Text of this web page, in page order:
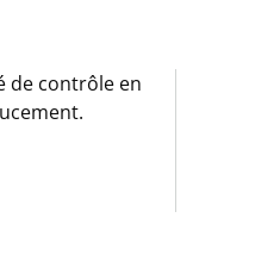
de contrôle en